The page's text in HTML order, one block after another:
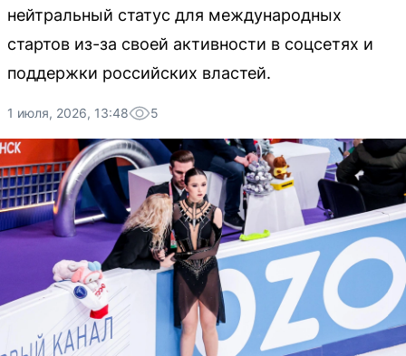
нейтральный статус для международных
стартов из-за своей активности в соцсетях и
поддержки российских властей.
1 июля, 2026, 13:48 5